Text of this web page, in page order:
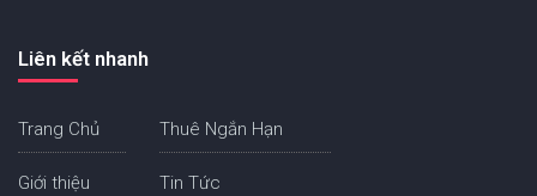
Liên kết nhanh
Trang Chủ
Giới thiệu
Thuê Ngắn Hạn
Tin Tức